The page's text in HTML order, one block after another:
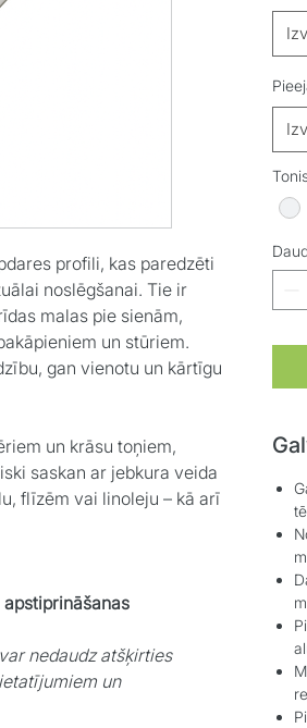
profili, kas paredzēti
noslēgšanai. Tie ir
malas pie sienām,
un stūriem.
gan vienotu un kārtīgu
un krāsu toņiem,
saskan ar jebkura veida
flīzēm vai linoleju – kā arī
nedaudz atšķirties
un